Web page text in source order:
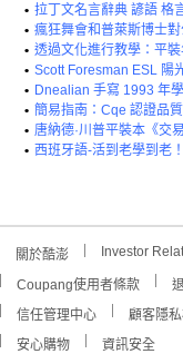
• 拉丁文名言辭典 諺語 格
• 瘋狂舞會和普萊斯博士
• 透過文化進行教學：平
• Scott Foresman ESL 陽
• Dnealian 手寫 1993 年
• 簡易指南：Cqe 認證品
• 唐納德·川普平裝本《交
• 西班牙語-活到老學到老
關於酷澎 Investor
Coupang使用者條款
信任管理中心
顧客隱
安心購物
資訊安全